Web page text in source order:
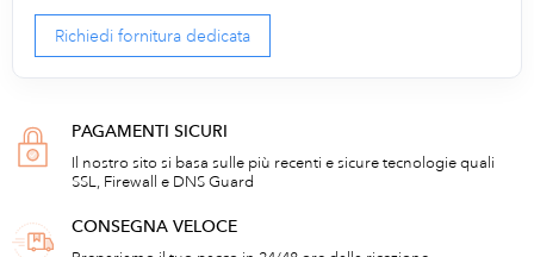
Richiedi fornitura dedicata
PAGAMENTI SICURI
Il nostro sito si basa sulle più recenti e sicure tecnologie quali
SSL, Firewall e DNS Guard
CONSEGNA VELOCE